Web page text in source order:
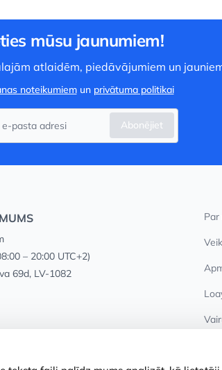
mūsu jaunumiem!
atlaidēm, piedāvājumiem un
noteikumiemun privātuma politikai
Abonējiet
– 20:00 UTC+2)
69d, LV-1082
Par